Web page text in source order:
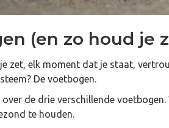
(en zo houd je
zet, elk moment dat je staat,
De voetbogen.
de drie verschillende
te houden.